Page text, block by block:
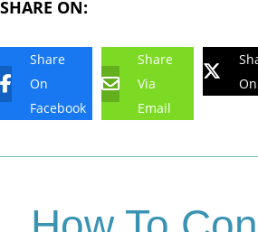
SHARE ON:
Share
On
Facebook
Share
Via
Email